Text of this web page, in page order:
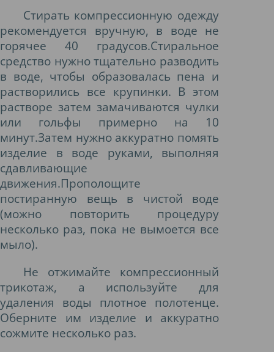
Стирать компрессионную одежду
рекомендуется вручную, в воде не
горячее 40 градусов.Стиральное
средство нужно тщательно разводить
в воде, чтобы образовалась пена и
растворились все крупинки. В этом
растворе затем замачиваются чулки
или гольфы примерно на 10
минут.Затем нужно аккуратно помять
изделие в воде руками, выполняя
сдавливающие
движения.Прополощите
постиранную вещь в чистой воде
(можно повторить процедуру
несколько раз, пока не вымоется все
мыло).
Не отжимайте компрессионный
трикотаж, а используйте для
удаления воды плотное полотенце.
Оберните им изделие и аккуратно
сожмите несколько раз.